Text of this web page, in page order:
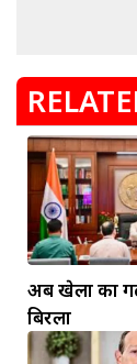
अब खेलों का
बिरला